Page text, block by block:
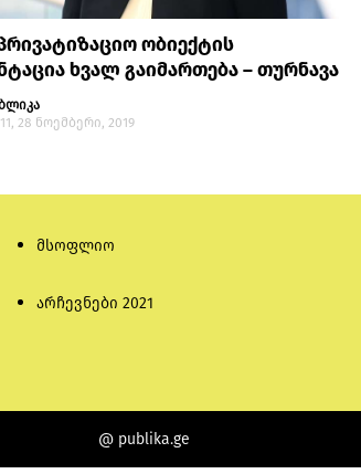
ობიექტის
ხვალ გაიმართება – თურნავა
28 ნოემბერი, 2019
მსოფლიო
არჩევნები 2021
@ publika.ge